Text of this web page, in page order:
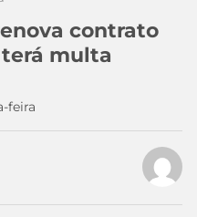
contrato
multa
feira